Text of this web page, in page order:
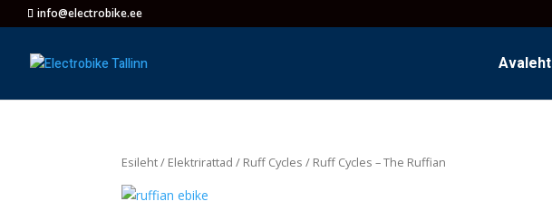
info@electrobike.ee
Avaleht
Esileht/ Elektrirattad / Ruff Cycles / Ruff Cycles – The Ruffian